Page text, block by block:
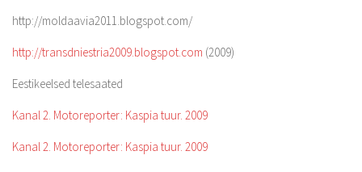
http://moldaavia2011.blogspot.com/
http://transdniestria2009.blogspot.com (2009)
Eestikeelsed telesaated
Kanal 2. Motoreporter: Kaspia tuur. 2009
Kanal 2. Motoreporter: Kaspia tuur. 2009